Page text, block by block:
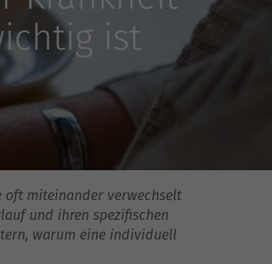
ist
oft miteinander verwechselt
und ihren spezifischen
warum eine individuell